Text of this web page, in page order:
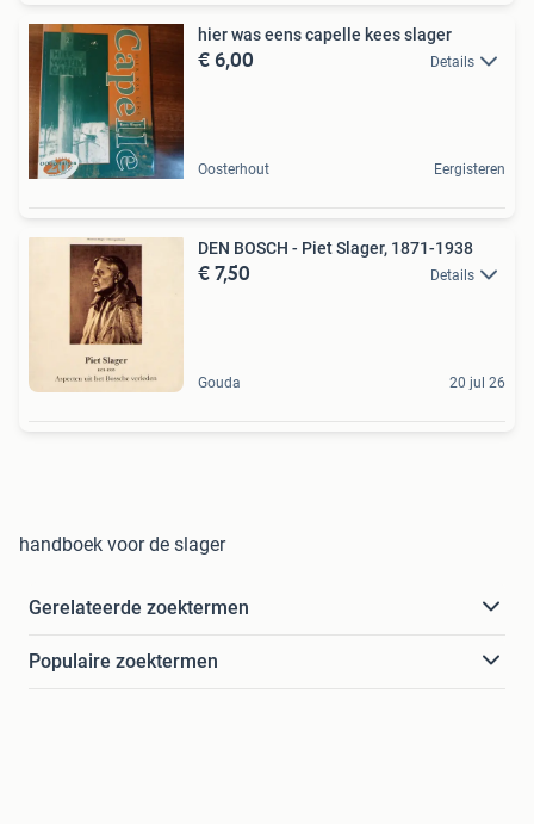
hier was eens capelle kees slager
€ 6,00 Details
Oosterhout Eergisteren
DEN BOSCH - Piet Slager, 1871-1938
€ 7,50 Details
Gouda 20 jul 26
handboek voor de slager
Gerelateerde zoektermen
Populaire zoektermen